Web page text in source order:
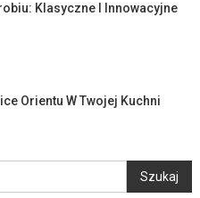
Klasyczne I Innowacyjne
Orientu W Twojej Kuchni
Szukaj